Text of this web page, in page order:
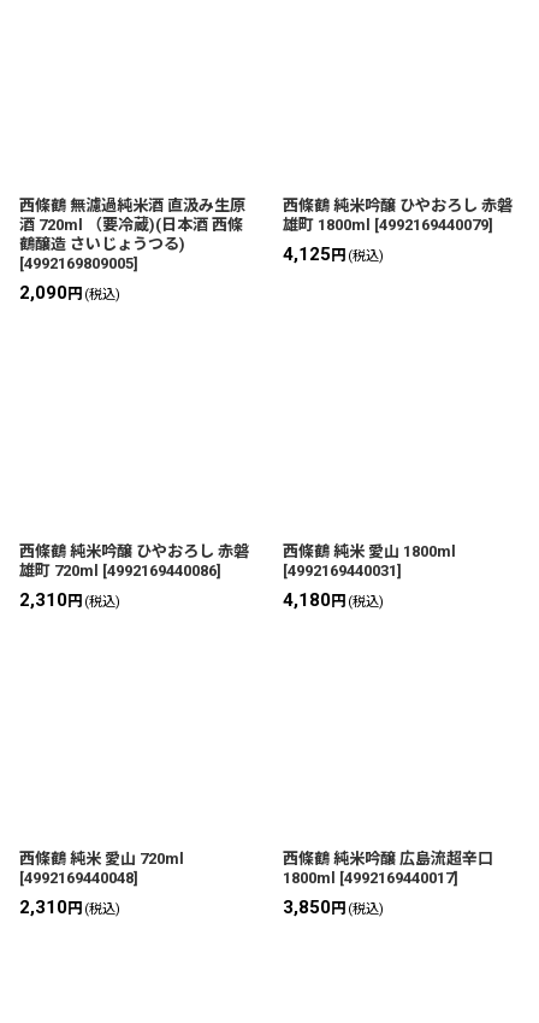
西條鶴 無濾過純米酒 直汲み生原
酒 720ml （要冷蔵)(日本酒 西條
鶴醸造 さいじょうつる)
[4992169809005]
2,090円 (税込)
西條鶴 純米吟醸 ひやおろし 赤磐
雄町 1800ml
[4992169440079]
4,125 円 (税込)
西條鶴 純米吟醸 ひやおろし 赤磐
雄町 720ml
[4992169440086]
2,310円 (税込)
西條鶴 純米 愛山 1800ml
[4992169440031]
4,180円 (税込)
西條鶴 純米 愛山 720ml
[4992169440048]
2,310円 (税込)
西條鶴 純米吟醸 広島流超辛口
1800ml
[4992169440017]
3,850円 (税込)